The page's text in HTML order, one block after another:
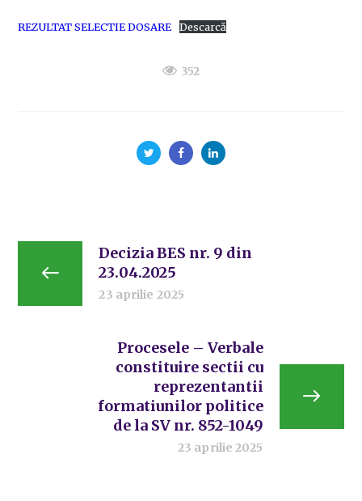
REZULTAT SELECTIE DOSARE Descarcă
352
Decizia BES nr. 9 din
23.04.2025
23 aprilie 2025
Procesele – Verbale
constituire sectii cu
reprezentantii
formatiunilor politice
de la SV nr. 852-1049
23 aprilie 2025